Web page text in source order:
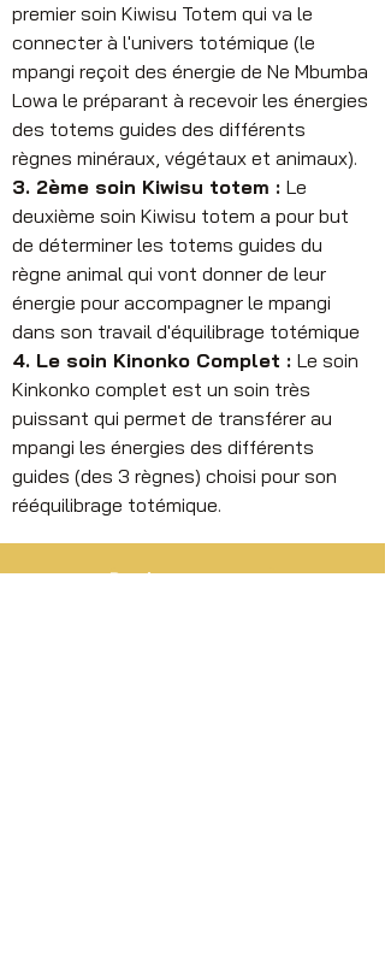
premier soin Kiwisu Totem qui va le
connecter à l'univers totémique (le
mpangi reçoit des énergie de Ne Mbumba
Lowa le préparant à recevoir les énergies
des totems guides des différents
règnes minéraux, végétaux et animaux).
3. 2ème soin Kiwisu totem : Le
deuxième soin Kiwisu totem a pour but
de déterminer les totems guides du
règne animal qui vont donner de leur
énergie pour accompagner le mpangi
dans son travail d'équilibrage totémique
4. Le soin Kinonko Complet : Le soin
Kinkonko complet est un soin très
puissant qui permet de transférer au
mpangi les énergies des différents
guides (des 3 règnes) choisi pour son
rééquilibrage totémique.
Previous